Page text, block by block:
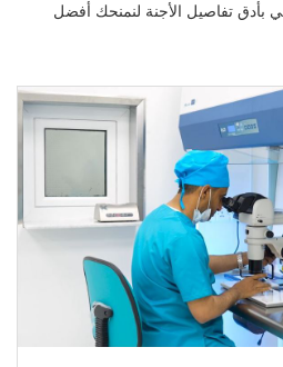
بأدق تفاصيل الأجنة لنمنحك أفضل